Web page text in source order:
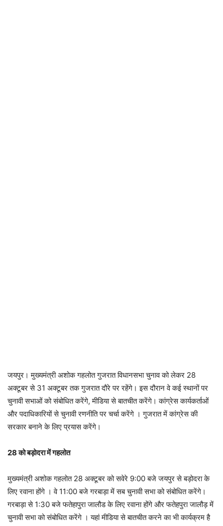
जयपुर। मुख्यमंत्री अशोक गहलोत गुजरात विधानसभा चुनाव को लेकर 28
अक्टूबर से 31 अक्टूबर तक गुजरात दौरे पर रहेंगे। इस दौरान वे कई स्थानों पर
चुनावी सभाओं को संबोधित करेंगे, मीडिया से बातचीत करेंगे। कांग्रेस कार्यकर्ताओं
और पदाधिकारियों से चुनावी रणनीति पर चर्चा करेंगे । गुजरात में कांग्रेस की
सरकार बनाने के लिए प्रयास करेंगे।
28 को बड़ोदरा में गहलोत
मुख्यमंत्री अशोक गहलोत 28 अक्टूबर को सवेरे 9:00 बजे जयपुर से बड़ोदरा के
लिए रवाना होंगे । वे 11:00 बजे गरबाड़ा में सब चुनावी सभा को संबोधित करेंगे।
गरबाड़ा से 1:30 बजे फतेहापुरा जालौड के लिए रवाना होंगे और फतेहपुरा जालौड़ में
चुनावी सभा को संबोधित करेंगे । यहां मीडिया से बातचीत करने का भी कार्यक्रम है